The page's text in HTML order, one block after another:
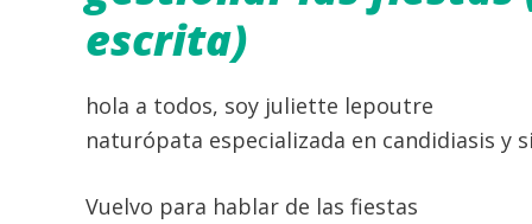
escrita)
hola a todos, soy juliette lepoutre
naturópata especializada en candidiasis y
Vuelvo para hablar de las fiestas